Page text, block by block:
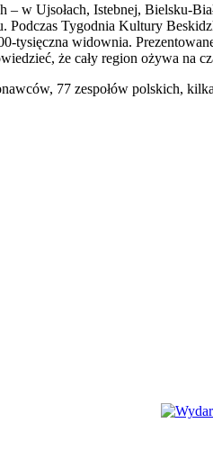
w Ujsołach, Istebnej, Bielsku-
Tygodnia Kultury
tysięczna widownia.
że cały region ożywa na
77 zespołów polskich,